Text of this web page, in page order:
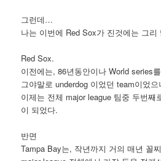
그런데…
나는 이번에 Red Sox가 진것에는 그리
Red Sox.
이전에는, 86년동안이나 World series
그야말로 underdog 이었던 team이었으
이제는 전체 major league 팀중 두번째
이 되었다.
반면
Tampa Bay는, 작년까지 거의 매년 꼴